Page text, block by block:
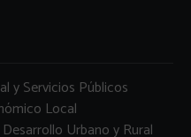
y Servicios Públicos
Local
Urbano y Rural